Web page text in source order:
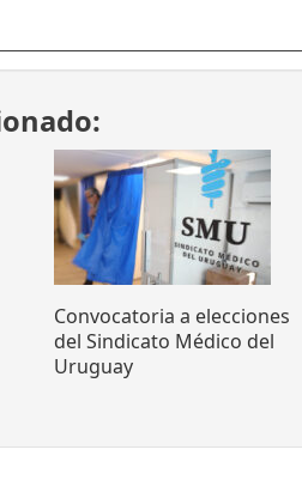
Convocatoria a elecciones
del Sindicato Médico del
Uruguay